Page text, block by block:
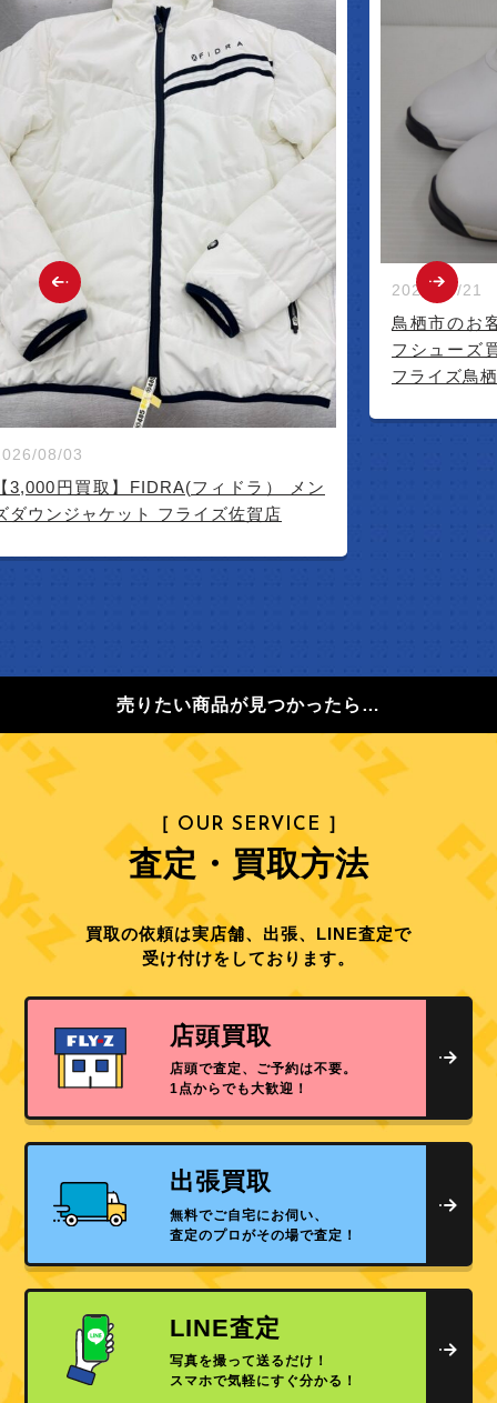
08/03
3,000円買取】FIDRA(フィドラ） メン
ダウンジャケット フライズ佐賀店
2026/07/21
鳥栖市のお
フシューズ
フライズ鳥
売りたい商品が見つかったら…
［ OUR SERVICE ］
査定・買取方法
買取の依頼は実店舗、出張、LINE査定で
受け付けをしております。
店頭買取
店頭で査定、ご予約は不要。
1点からでも大歓迎！
出張買取
無料でご自宅にお伺い、
査定のプロがその場で査定！
LINE査定
写真を撮って送るだけ！
スマホで気軽にすぐ分かる！